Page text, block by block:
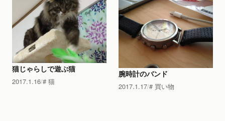
猫じゃらしで遊ぶ猫
2017.1.16 猫
腕時計のバンド
2017.1.17 買い物